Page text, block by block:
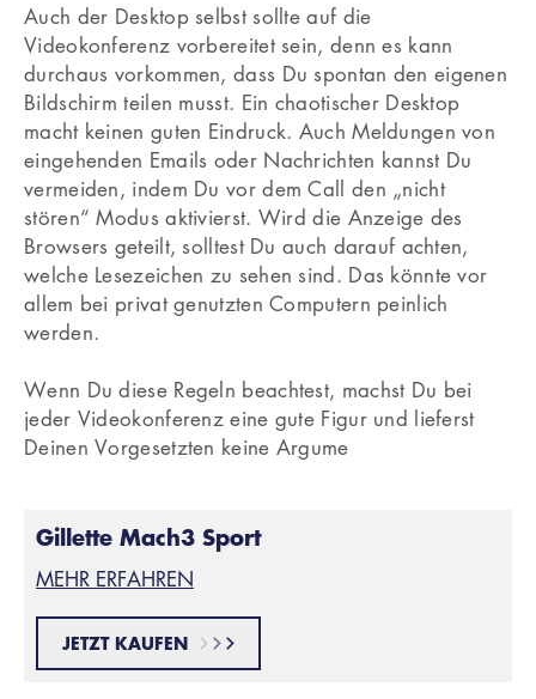
Auch der Desktop selbst sollte auf die
Videokonferenz vorbereitet sein, denn es kann
durchaus vorkommen, dass Du spontan den eigenen
Bildschirm teilen musst. Ein chaotischer Desktop
macht keinen guten Eindruck. Auch Meldungen von
eingehenden Emails oder Nachrichten kannst Du
vermeiden, indem Du vor dem Call den „nicht
stören“ Modus aktivierst. Wird die Anzeige des
Browsers geteilt, solltest Du auch darauf achten,
welche Lesezeichen zu sehen sind. Das könnte vor
allem bei privat genutzten Computern peinlich
werden.
Wenn Du diese Regeln beachtest, machst Du bei
jeder Videokonferenz eine gute Figur und lieferst
Deinen Vorgesetzten keine Argume
Gillette Mach3 Sport
MEHR ERFAHREN
JETZT KAUFEN